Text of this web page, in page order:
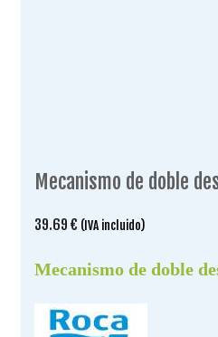
Mecanismo de doble
39.69 € (IVA incluido)
Mecanismo de doble